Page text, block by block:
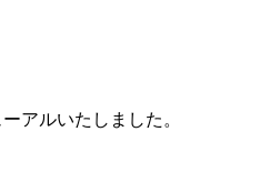
アルいたしました。